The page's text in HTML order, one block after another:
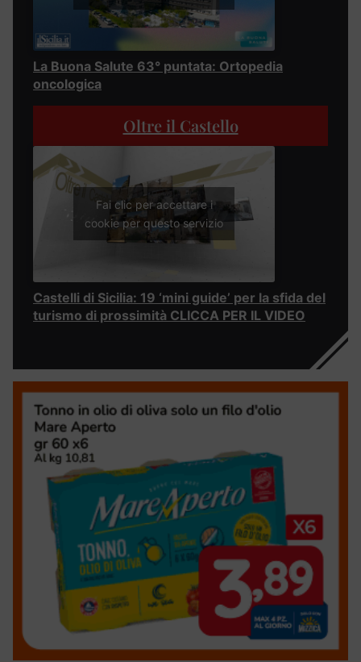
La Buona Salute 63° puntata: Ortopedia
oncologica
Oltre il Castello
Fai clic per accettare i
cookie per questo servizio
Castelli di Sicilia: 19 ‘mini guide’ per la sfida del
turismo di prossimità CLICCA PER IL VIDEO